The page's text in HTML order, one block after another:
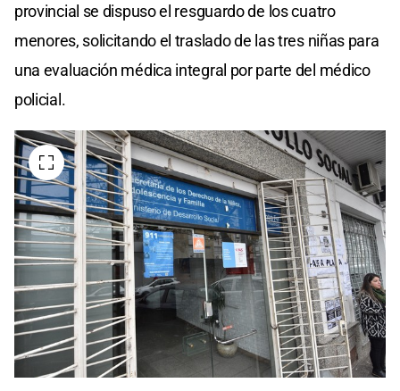
provincial se dispuso el resguardo de los cuatro
menores, solicitando el traslado de las tres niñas para
una evaluación médica integral por parte del médico
policial.